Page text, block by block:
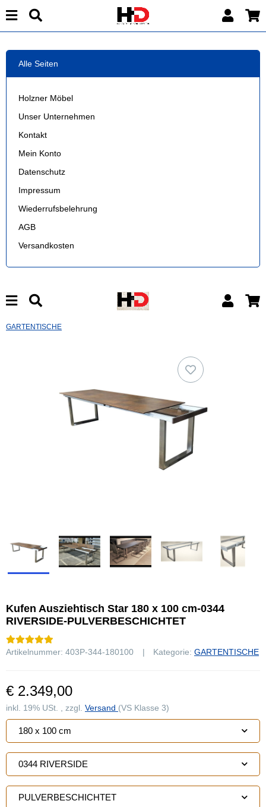
Alle Seiten
Holzner Möbel
Unser Unternehmen
Kontakt
Mein Konto
Datenschutz
Impressum
Wiederrufsbelehrung
AGB
Versandkosten
GARTENTISCHE
Kufen Ausziehtisch Star 180 x 100 cm-0344
RIVERSIDE-PULVERBESCHICHTET
Artikelnummer: 403P-344-180100 Kategorie: GARTENTISCHE
€ 2.349,00
inkl. 19% USt. , zzgl. Versand (VS Klasse 3)
180 x 100 cm
0344 RIVERSIDE
PULVERBESCHICHTET